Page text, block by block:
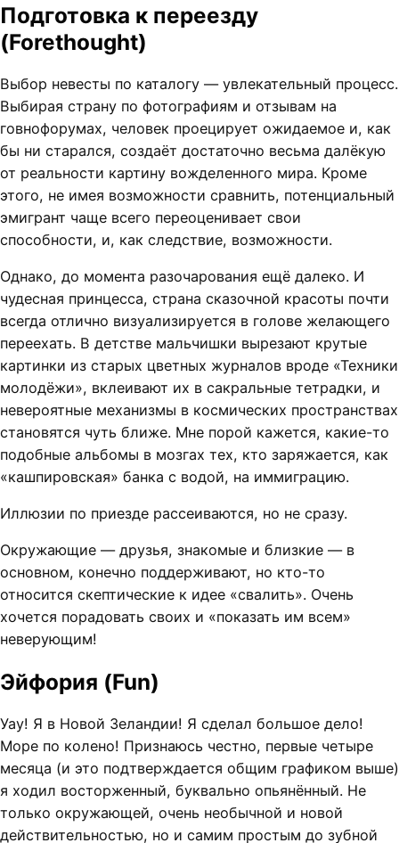
Подготовка к переезду
(Forethought)
Выбор невесты по каталогу — увлекательный процесс.
Выбирая страну по фотографиям и отзывам на
говнофорумах, человек проецирует ожидаемое и, как
бы ни старался, создаёт достаточно весьма далёкую
от реальности картину вожделенного мира. Кроме
этого, не имея возможности сравнить, потенциальный
эмигрант чаще всего переоценивает свои
способности, и, как следствие, возможности.
Однако, до момента разочарования ещё далеко. И
чудесная принцесса, страна сказочной красоты почти
всегда отлично визуализируется в голове желающего
переехать. В детстве мальчишки вырезают крутые
картинки из старых цветных журналов вроде «Техники
молодёжи», вклеивают их в сакральные тетрадки, и
невероятные механизмы в космических пространствах
становятся чуть ближе. Мне порой кажется, какие-то
подобные альбомы в мозгах тех, кто заряжается, как
«кашпировская» банка с водой, на иммиграцию.
Иллюзии по приезде рассеиваются, но не сразу.
Окружающие — друзья, знакомые и близкие — в
основном, конечно поддерживают, но кто-то
относится скептические к идее «свалить». Очень
хочется порадовать своих и «показать им всем»
неверующим!
Эйфория (Fun)
Уау! Я в Новой Зеландии! Я сделал большое дело!
Море по колено! Признаюсь честно, первые четыре
месяца (и это подтверждается общим графиком выше)
я ходил восторженный, буквально опьянённый. Не
только окружающей, очень необычной и новой
действительностью, но и самим простым до зубной